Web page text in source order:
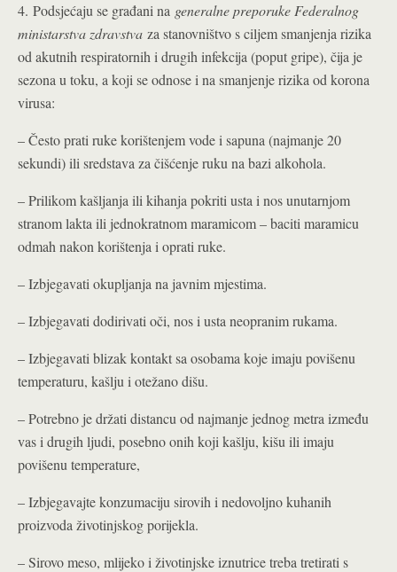
4. Podsjećaju se građani na generalne preporuke Federalnog
ministarstva zdravstva za stanovništvo s ciljem smanjenja rizika
od akutnih respiratornih i drugih infekcija (poput gripe), čija je
sezona u toku, a koji se odnose i na smanjenje rizika od korona
virusa:
– Često prati ruke korištenjem vode i sapuna (najmanje 20
sekundi) ili sredstava za čišćenje ruku na bazi alkohola.
– Prilikom kašljanja ili kihanja pokriti usta i nos unutarnjom
stranom lakta ili jednokratnom maramicom – baciti maramicu
odmah nakon korištenja i oprati ruke.
– Izbjegavati okupljanja na javnim mjestima.
– Izbjegavati dodirivati oči, nos i usta neopranim rukama.
– Izbjegavati blizak kontakt sa osobama koje imaju povišenu
temperaturu, kašlju i otežano dišu.
– Potrebno je držati distancu od najmanje jednog metra između
vas i drugih ljudi, posebno onih koji kašlju, kišu ili imaju
povišenu temperature,
– Izbjegavajte konzumaciju sirovih i nedovoljno kuhanih
proizvoda životinjskog porijekla.
– Sirovo meso, mlijeko i životinjske iznutrice treba tretirati s